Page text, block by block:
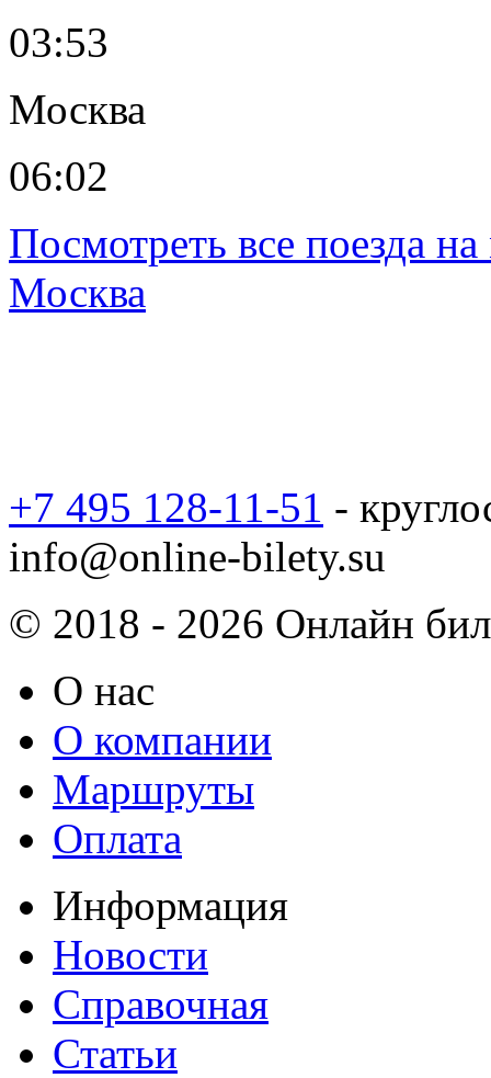
03:53
Москва
06:02
Посмотреть все поезда
Москва
+7 495 128-11-51 -
info@online-bilety.su
© 2018 - 2026 Онлайн
О нас
О компании
Маршруты
Оплата
Информация
Новости
Справочная
Статьи